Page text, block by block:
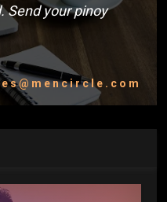
Send your pinoy